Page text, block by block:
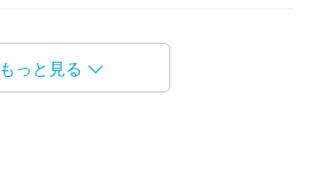
もっと見る